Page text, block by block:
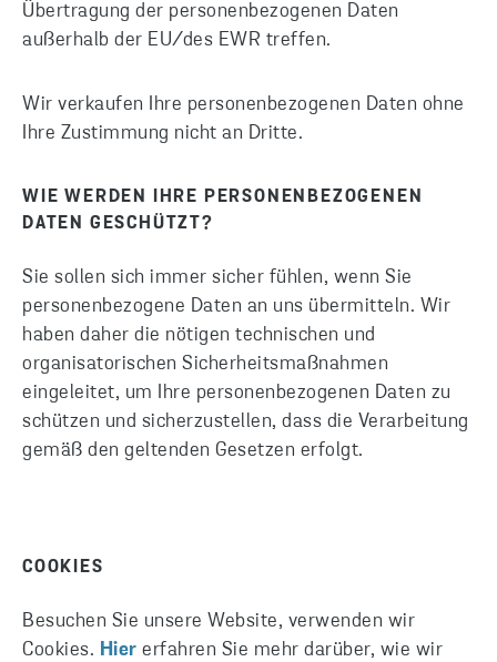
Übertragung der personenbezogenen Daten
außerhalb der EU/des EWR treffen.
Wir verkaufen Ihre personenbezogenen Daten ohne
Ihre Zustimmung nicht an Dritte.
WIE WERDEN IHRE PERSONENBEZOGENEN
DATEN GESCHÜTZT?
Sie sollen sich immer sicher fühlen, wenn Sie
personenbezogene Daten an uns übermitteln. Wir
haben daher die nötigen technischen und
organisatorischen Sicherheitsmaßnahmen
eingeleitet, um Ihre personenbezogenen Daten zu
schützen und sicherzustellen, dass die Verarbeitung
gemäß den geltenden Gesetzen erfolgt.
COOKIES
Besuchen Sie unsere Website, verwenden wir
Cookies. Hier erfahren Sie mehr darüber, wie wir